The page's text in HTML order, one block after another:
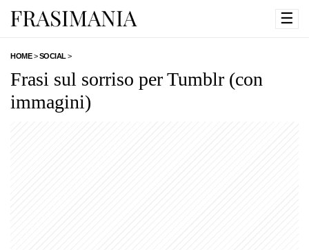
☰
HOME>SOCIAL >
Frasi sul sorriso per Tumblr (con
immagini)